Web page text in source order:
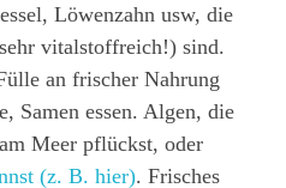
Löwenzahn usw, die
vitalstoffreich!) sind.
an frischer Nahrung
Samen essen. Algen, die
Meer pflückst, oder
(z. B. hier). Frisches